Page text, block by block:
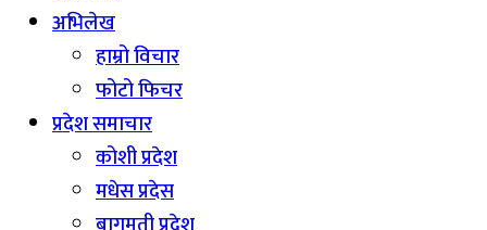
अभिलेख
हाम्रो विचार
फोटो फिचर
प्रदेश समाचार
कोशी प्रदेश
मधेस प्रदेस